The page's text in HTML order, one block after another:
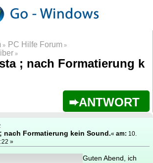
» PC Hilfe Forum »
»
; nach Formatierung k
ANTWORT
nach Formatierung kein Sound.«am: 10.
»
Guten Abend, ich